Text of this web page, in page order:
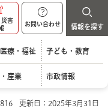
災害
お問い合わせ 情報を探す
療・福祉 子ども・教育
産業 市政情報
更新日：2025年3月31日